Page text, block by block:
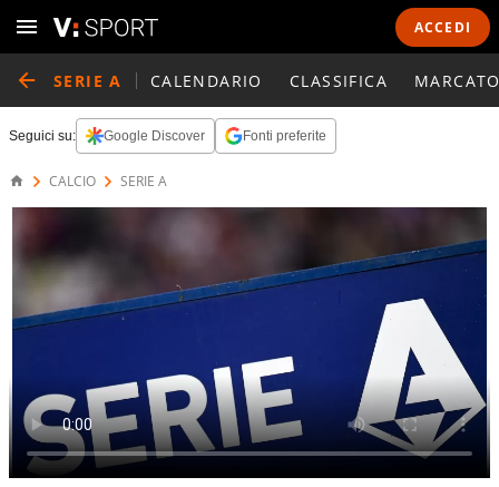
ACCEDI
SERIE A CALENDARIO CLASSIFICA
Seguici su: Google Discover Fonti preferite
CALCIO SERIE A